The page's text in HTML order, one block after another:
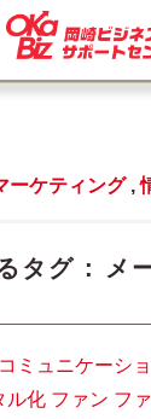
ーケティング,
タグ :
メ
コミュニケーシ
ル化 ファン フ